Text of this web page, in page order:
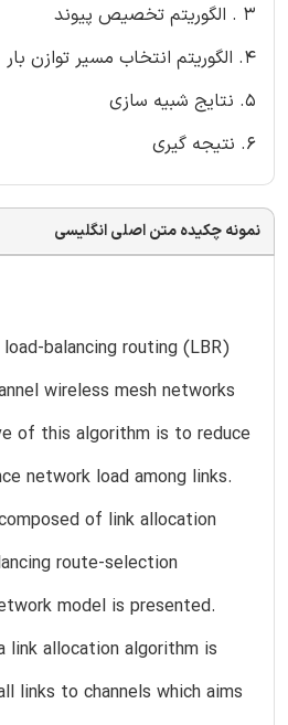
3 . الگوریتم تخصیص پیوند
4. الگوریتم انتخاب مسیر توازن بار
5. نتایج شبیه سازی
6. نتیجه گیری
نمونه چکیده متن اصلی انگلیسی
balancing routing (LBR)
wireless mesh networks
of this algorithm is to reduce
network load among links.
of link allocation
route-selection
model is presented.
link allocation algorithm is
links to channels which aims